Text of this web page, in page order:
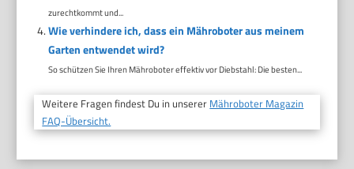
zurechtkommt und...
Wie verhindere ich, dass ein Mähroboter aus meinem
Garten entwendet wird?
So schützen Sie Ihren Mähroboter effektiv vor Diebstahl: Die besten...
Weitere Fragen findest Du in unserer Mähroboter Magazin
FAQ-Übersicht.